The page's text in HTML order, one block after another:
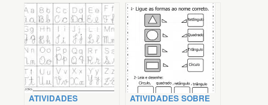
ATIVIDADES
ATIVIDADES SOBRE